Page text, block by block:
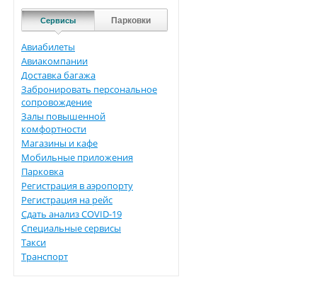
Сервисы Парковки
Авиабилеты
Авиакомпании
Доставка багажа
Забронировать персональное
сопровождение
Залы повышенной
комфортности
Магазины и кафе
Мобильные приложения
Парковка
Регистрация в аэропорту
Регистрация на рейс
Сдать анализ COVID-19
Специальные сервисы
Такси
Транспорт